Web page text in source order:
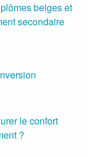
belges et
secondaire
le confort
?